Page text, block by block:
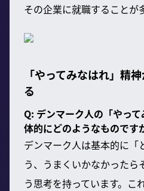
その企業に就職することが
「やってみなはれ」精
る
Q: デンマーク人の「やっ
体的にどのようなものです
デンマーク人は基本的に「
う、うまくいかなかったら
う思考を持っています。こ